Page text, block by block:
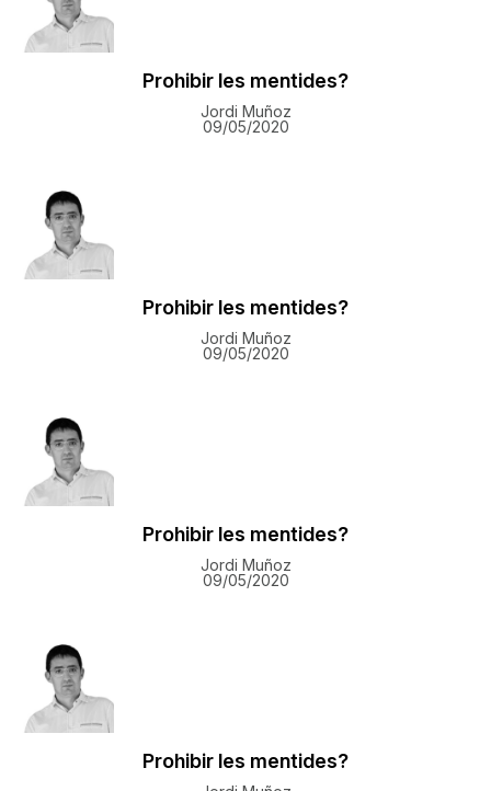
Prohibir les mentides?
Jordi Muñoz
09/05/2020
Prohibir les mentides?
Jordi Muñoz
09/05/2020
Prohibir les mentides?
Jordi Muñoz
09/05/2020
Prohibir les mentides?